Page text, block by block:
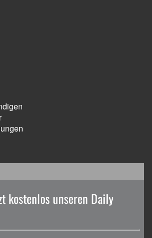
kostenlos unseren Daily